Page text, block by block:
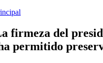
firmeza del
permitido